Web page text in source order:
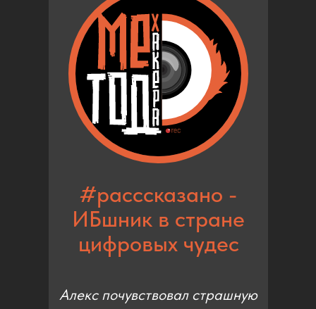
#расссказано -
ИБшник в стране
цифровых чудес
Алекс почувствовал страшную